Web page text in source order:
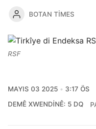
BOTAN TIMES
RSF
MAYIS 03 2025
3:17 ÖS
DEMÊ XWENDINÊ: 5 DQ